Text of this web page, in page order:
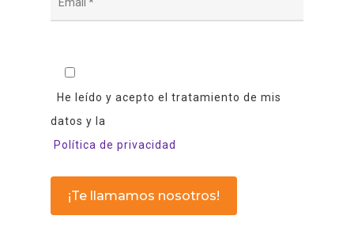
He leído y acepto el tratamiento de mis
datos y la
Política de privacidad